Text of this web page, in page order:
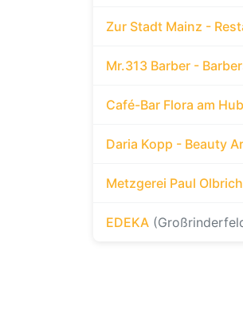
Zur Stadt Mainz -
Mr.313 Barber -
Café-Bar Flora am
Daria Kopp - Beauty
Metzgerei Paul Olbrich
EDEKA